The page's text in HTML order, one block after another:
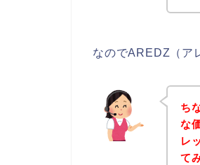
なのでAREDZ（ア
ち
な
レ
て